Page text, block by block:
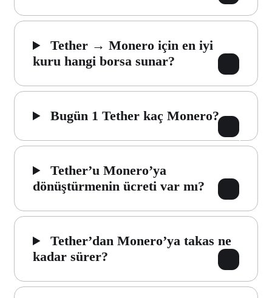
Tether → Monero için en iyi
kuru hangi borsa sunar?
Bugün 1 Tether kaç Monero?
Tether’u Monero’ya
dönüştürmenin ücreti var mı?
Tether’dan Monero’ya takas ne
kadar sürer?